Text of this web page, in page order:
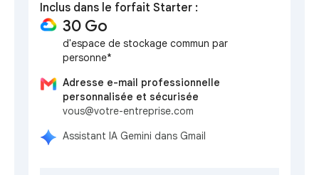
Inclus dans le forfait Starter :
30 Go
d'espace de stockage commun par
personne*
Adresse e-mail professionnelle
personnalisée et sécurisée
vous@votre-entreprise.com
Assistant IA Gemini dans Gmail